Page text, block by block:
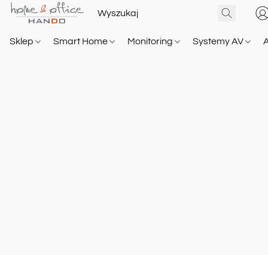
Sklep Smart Home Monitoring Systemy AV